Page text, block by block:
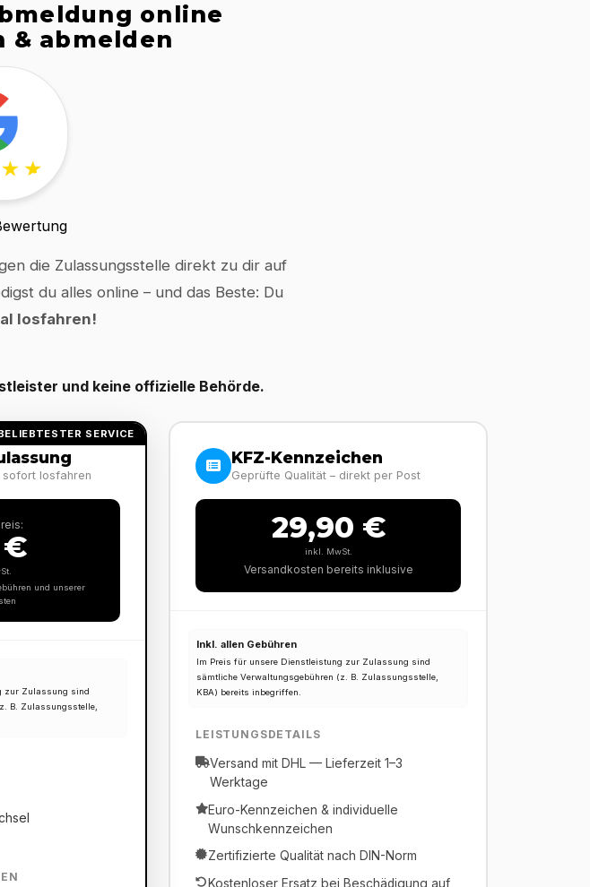
online
& abmelden
die Zulassungsstelle direkt zu dir auf
du alles online – und das Beste: Du
losfahren!
und keine offizielle Behörde.
SERVICE
sofort losfahren
€
und unserer
zur Zulassung sind
B. Zulassungsstelle,
KFZ-Kennzeichen
Geprüfte Qualität – direkt per Post
29,90 €
inkl. MwSt.
Versandkosten bereits inklusive
Inkl. allen Gebühren
Im Preis für unsere Dienstleistung zur Zulassung sind
sämtliche Verwaltungsgebühren (z. B. Zulassungsstelle,
KBA) bereits inbegriffen.
LEISTUNGSDETAILS
Versand mit DHL — Lieferzeit 1–3
Werktage
Euro-Kennzeichen & individuelle
Wunschkennzeichen
Zertifizierte Qualität nach DIN-Norm
Kostenloser Ersatz bei Beschädigung auf